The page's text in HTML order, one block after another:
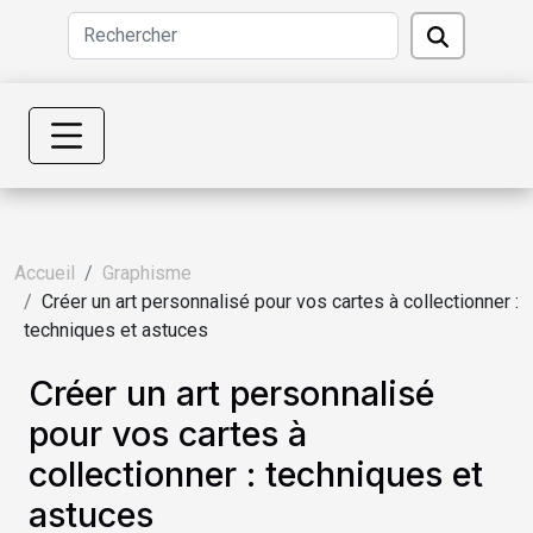
Accueil
Graphisme
Créer un art personnalisé pour vos cartes à collectionner :
techniques et astuces
Créer un art personnalisé
pour vos cartes à
collectionner : techniques et
astuces